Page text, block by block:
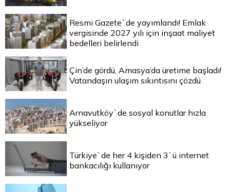
Resmi Gazete`de yayımlandı! Emlak
vergisinde 2027 yılı için inşaat maliyet
bedelleri belirlendi
Çin’de gördü, Amasya’da üretime başladı!
Vatandaşın ulaşım sıkıntısını çözdü
Arnavutköy`de sosyal konutlar hızla
yükseliyor
Türkiye`de her 4 kişiden 3`ü internet
bankacılığı kullanıyor